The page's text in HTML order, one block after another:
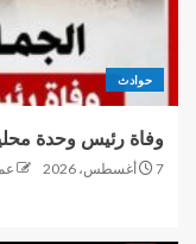
حوادث
وفاة رئيس وحدة محلية
7 أغسطس، 2026